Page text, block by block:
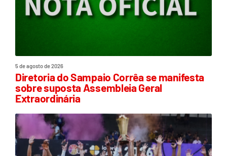
5 de agosto de 2026
Diretoria do Sampaio Corrêa se manifesta
sobre suposta Assembleia Geral
Extraordinária